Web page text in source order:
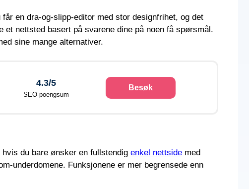
en dra-og-slipp-editor med stor designfrihet, og det
nettsted basert på svarene dine på noen få spørsmål.
sine mange alternativer.
4.3/5
SEO-poengsum
Besøk
du bare ønsker en fullstendig enkel nettside med
underdomene. Funksjonene er mer begrensede enn